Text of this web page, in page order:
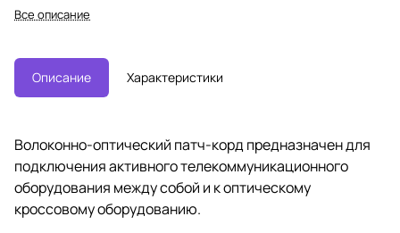
Все описание
Описание Характеристики
Волоконно-оптический патч-корд предназначен для
подключения активного телекоммуникационного
оборудования между собой и к оптическому
кроссовому оборудованию.